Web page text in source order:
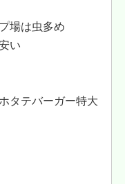
場は虫多め
い
タテバーガー特大